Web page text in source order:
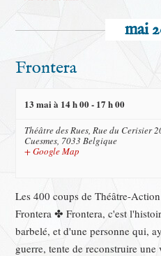
mai
Frontera
13 mai à 14 h 00- 17 h 00
Théâtre des Rues, Rue du Cerisier
Cuesmes, 7033 Belgique
+ Google Map
Les 400 coups de Théâtre-
Frontera ✤ Frontera, c'est
barbelé, et d'une personne qui,
guerre, tente de reconstruire